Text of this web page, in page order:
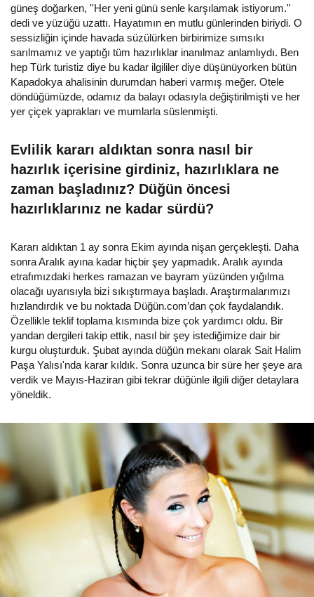
güneş doğarken, ''Her yeni günü senle karşılamak istiyorum.''
dedi ve yüzüğü uzattı. Hayatımın en mutlu günlerinden biriydi. O
sessizliğin içinde havada süzülürken birbirimize sımsıkı
sarılmamız ve yaptığı tüm hazırlıklar inanılmaz anlamlıydı. Ben
hep Türk turistiz diye bu kadar ilgililer diye düşünüyorken bütün
Kapadokya ahalisinin durumdan haberi varmış meğer. Otele
döndüğümüzde, odamız da balayı odasıyla değiştirilmişti ve her
yer çiçek yaprakları ve mumlarla süslenmişti.
Evlilik kararı aldıktan sonra nasıl bir
hazırlık içerisine girdiniz, hazırlıklara ne
zaman başladınız? Düğün öncesi
hazırlıklarınız ne kadar sürdü?
Kararı aldıktan 1 ay sonra Ekim ayında nişan gerçekleşti. Daha
sonra Aralık ayına kadar hiçbir şey yapmadık. Aralık ayında
etrafımızdaki herkes ramazan ve bayram yüzünden yığılma
olacağı uyarısıyla bizi sıkıştırmaya başladı. Araştırmalarımızı
hızlandırdık ve bu noktada Düğün.com’dan çok faydalandık.
Özellikle teklif toplama kısmında bize çok yardımcı oldu. Bir
yandan dergileri takip ettik, nasıl bir şey istediğimize dair bir
kurgu oluşturduk. Şubat ayında düğün mekanı olarak Sait Halim
Paşa Yalısı'nda karar kıldık. Sonra uzunca bir süre her şeye ara
verdik ve Mayıs-Haziran gibi tekrar düğünle ilgili diğer detaylara
yöneldik.